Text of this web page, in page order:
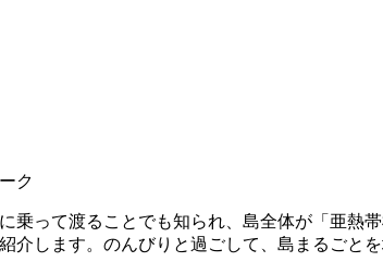
って渡ることでも知られ、島全体が「亜熱
します。のんびりと過ごして、島まるごと